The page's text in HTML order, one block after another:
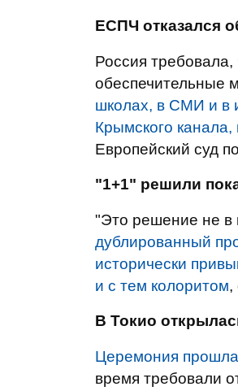
ЕСПЧ отказался
Россия
обеспечительные
школах, в СМИ и в
Крымского
Европейский суд
"1+1" решили
"Это решение не в
дублированный
исторически
и с тем колоритом,
В Токио
Церемония прошла
время требовали